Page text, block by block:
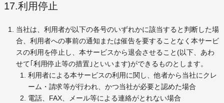
17.利用停止
当社は、利用者が以下の各号のいずれかに該当すると判断した場
合、利用者への事前の通知または催告を要することなく本サービ
スの利用を停止し、本サービスから退会させること(以下、あわ
せて｢利用停止等の措置｣といいます)ができるものとします。
利用者による本サービスの利用に関し、他者から当社にクレ
ーム・請求等が行われ、かつ当社が必要と認めた場合
電話、FAX、メール等による連絡がとれない場合